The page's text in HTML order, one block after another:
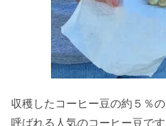
収穫したコーヒー豆の約５％
呼ばれる人気のコーヒー豆で